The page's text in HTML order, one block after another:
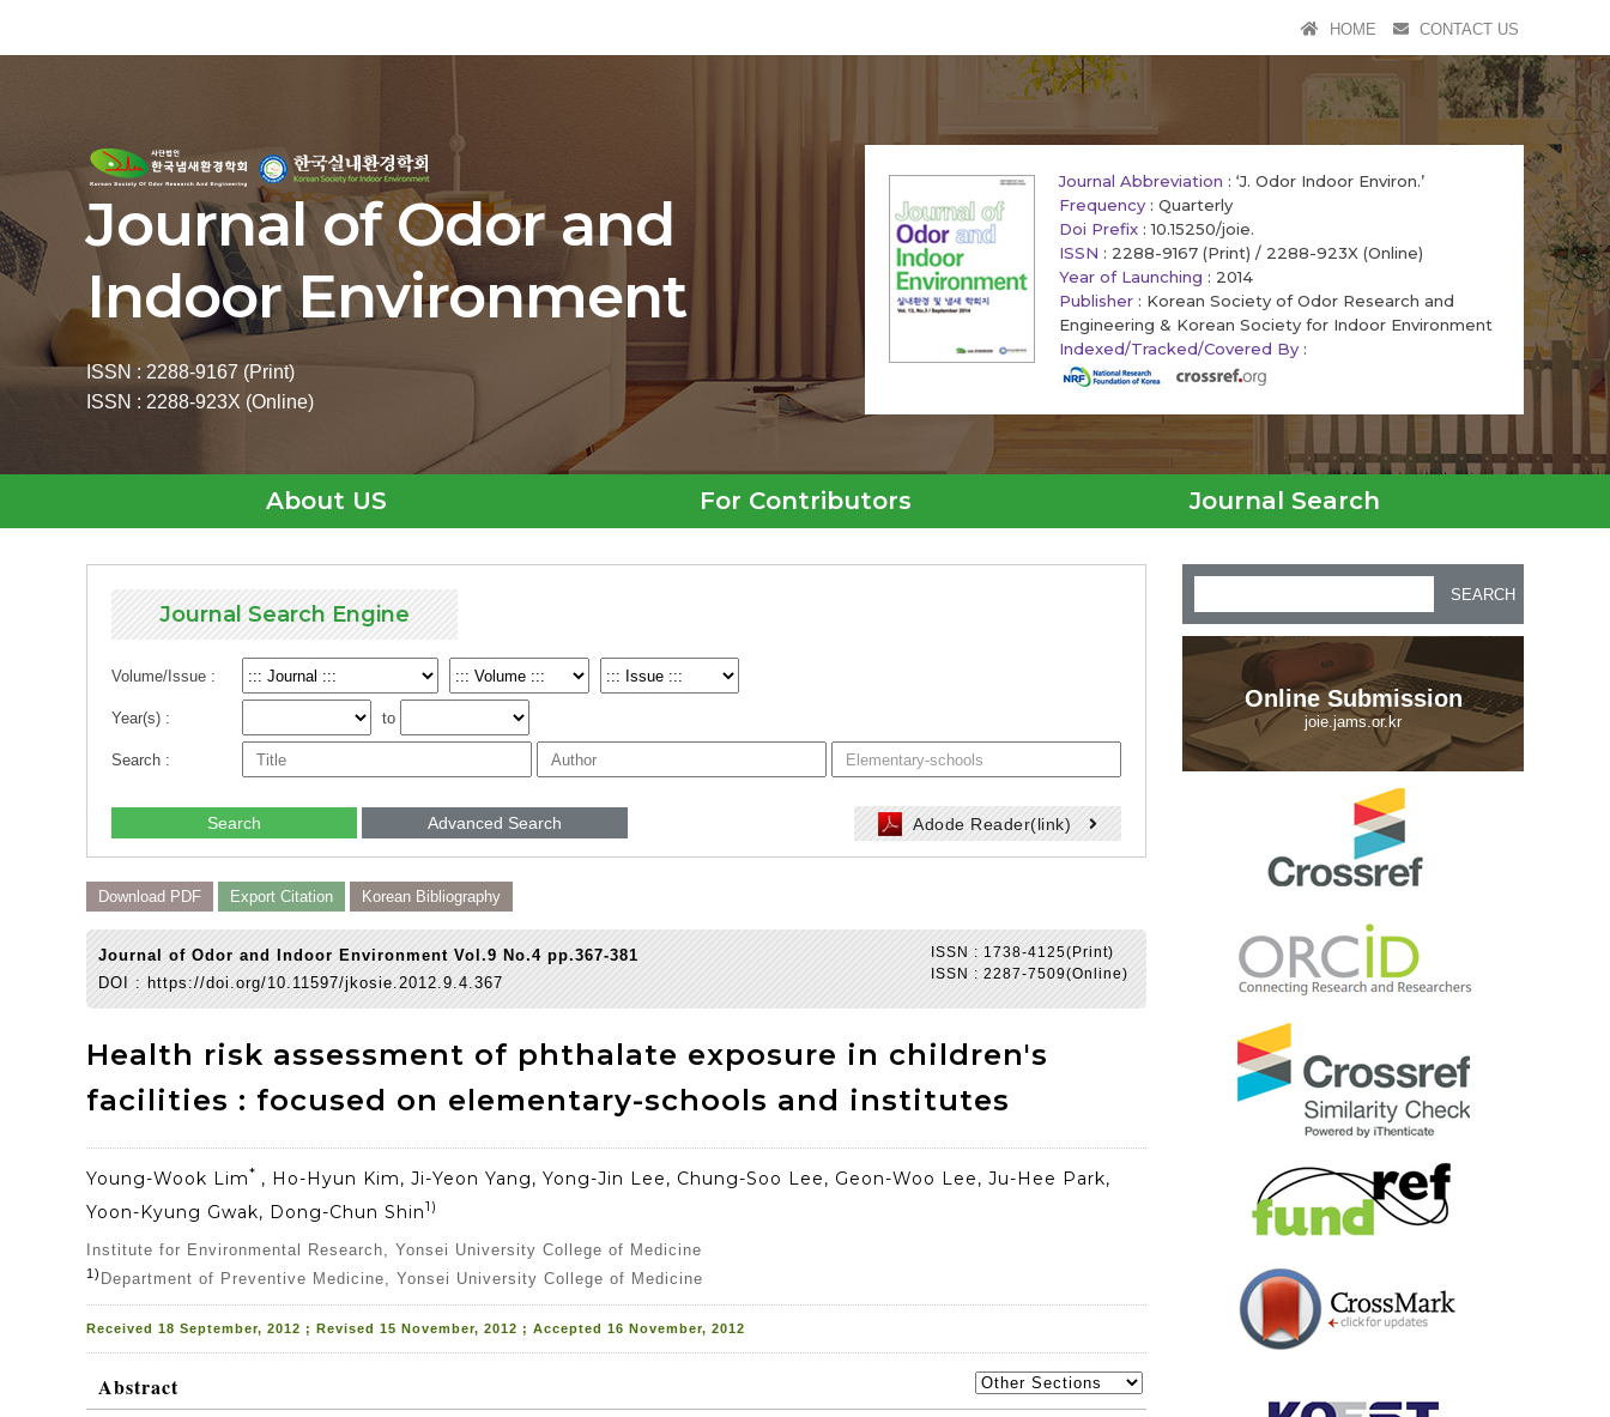
HOME CONTACT US
Journal of Odor and
Indoor Environment
ISSN : 2288-9167 (Print)
ISSN : 2288-923X (Online)
Journal Abbreviation : ‘J. Odor Indoor Environ.’
Frequency : Quarterly
Doi Prefix : 10.15250/joie.
ISSN : 2288-9167 (Print) / 2288-923X (Online)
Year of Launching : 2014
Publisher : Korean Society of Odor Research and
Engineering & Korean Society for Indoor Environment
Indexed/Tracked/Covered By :
About US For Contributors Journal Search
Journal Search Engine
Volume/Issue :
Year(s) : to
Search :
Search Advanced Search Adode Reader(link)
Download PDF Export Citation Korean Bibliography
ISSN : 1738-4125(Print)
ISSN : 2287-7509(Online)
Journal of Odor and Indoor Environment Vol.9 No.4 pp.367-381
DOI : https://doi.org/10.11597/jkosie.2012.9.4.367
Health risk assessment of phthalate exposure in children's
facilities : focused on elementary-schools and institutes
Young-Wook Lim* , Ho-Hyun Kim, Ji-Yeon Yang, Yong-Jin Lee, Chung-Soo Lee, Geon-Woo Lee, Ju-Hee Park,
Yoon-Kyung Gwak, Dong-Chun Shin1)
Institute for Environmental Research, Yonsei University College of Medicine
1) Department of Preventive Medicine, Yonsei University College of Medicine
Received 18 September, 2012 ; Revised 15 November, 2012 ; Accepted 16 November, 2012
Abstract
SEARCH
Online Submission
joie.jams.or.kr